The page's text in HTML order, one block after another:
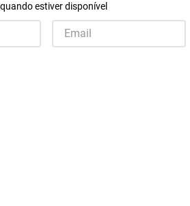
estiver disponível